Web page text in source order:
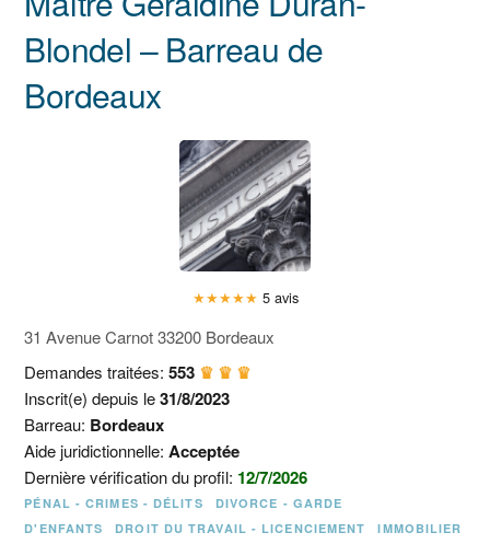
Blondel – Barreau de
Bordeaux
★★★★★ 5 avis
31 Avenue Carnot 33200 Bordeaux
Demandes traitées:553 ♛ ♛ ♛
Inscrit(e) depuis le31/8/2023
Barreau: Bordeaux
Aide juridictionnelle:Acceptée
Dernière vérification du profil: 12/7/2026
PÉNAL - CRIMES - DÉLITS
DIVORCE - GARDE
D'ENFANTS
DROIT DU TRAVAIL - LICENCIEMENT
IMMOBILIER